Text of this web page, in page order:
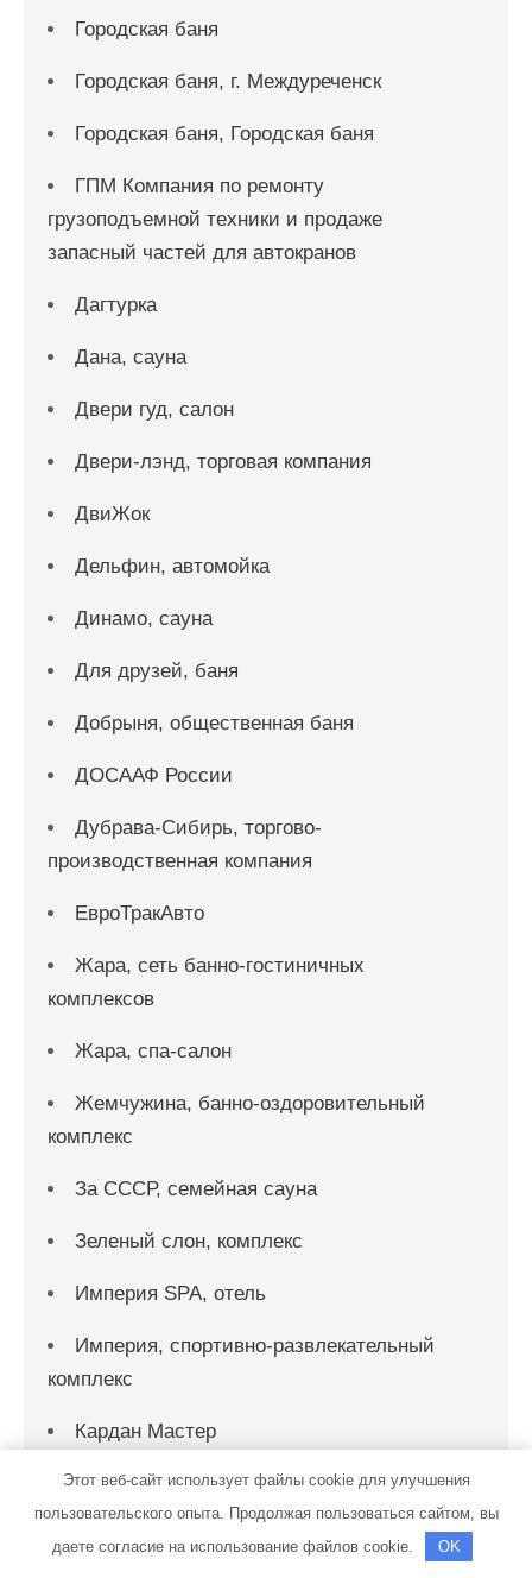
Городская баня
Городская баня, г. Междуреченск
Городская баня, Городская баня
ГПМ Компания по ремонту
грузоподъемной техники и продаже
запасный частей для автокранов
Дагтурка
Дана, сауна
Двери гуд, салон
Двери-лэнд, торговая компания
ДвиЖок
Дельфин, автомойка
Динамо, сауна
Для друзей, баня
Добрыня, общественная баня
ДОСААФ России
Дубрава-Сибирь, торгово-
производственная компания
ЕвроТракАвто
Жара, сеть банно-гостиничных
комплексов
Жара, спа-салон
Жемчужина, банно-оздоровительный
комплекс
За СССР, семейная сауна
Зеленый слон, комплекс
Империя SPA, отель
Империя, спортивно-развлекательный
комплекс
Кардан Мастер
Клевер, автомойка
Колесница, гостевой дом
Этот веб-сайт использует файлы cookie для улучшения
пользовательского опыта. Продолжая пользоваться сайтом, вы
даете согласие на использование файлов cookie.
OK